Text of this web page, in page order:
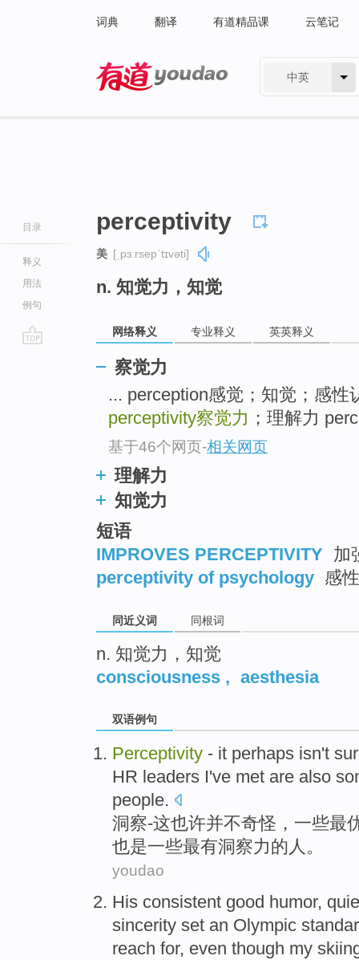
词典 翻译 有道精品课 云笔记
中英
目录
释义
用法
例句
perceptivity
美 [ˌpɜːrsepˈtɪvəti]
n. 知觉力，知觉
网络释义 专业释义 英英释义
察觉力
... perception感觉；知觉；感
perceptivity察觉力 ；理解力
基于46个网页-相关网页
理解力
知觉力
短语
IMPROVES PERCEPTIVITY 加
perceptivity of psychology 感
同近义词 同根词
n. 知觉力，知觉
consciousness , aesthesia
双语例句
Perceptivity - it perhaps isn't
HR leaders I've met are also
people.
洞察-这也许并不奇怪 ， 一些最
也是一些最有洞察力的人。
youdao
His consistent good humor,
sincerity set an Olympic
reach for, even though my